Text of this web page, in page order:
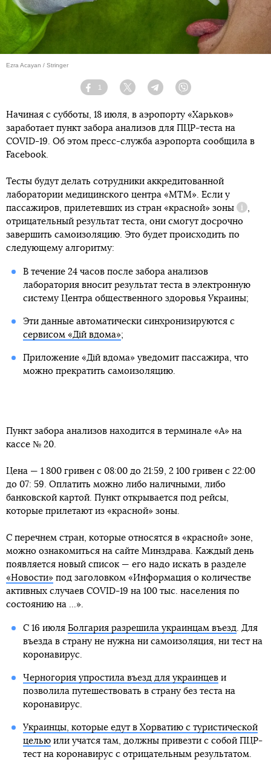
Ezra Acayan / Stringer
Facebook
1
Twitter TelegramViber
Начиная с субботы, 18 июля, в аэропорту «Харьков»
заработает пункт забора анализов для ПЦР-теста на
COVID-19. Об этом пресс-служба аэропорта сообщила в
Facebook.
Тесты будут делать сотрудники аккредитованной
лаборатории медицинского центра «МТМ». Если у
пассажиров, прилетевших из стран «красной» зоны
отрицательный результат теста, они смогут досрочно
завершить самоизоляцию. Это будет происходить по
следующему алгоритму:
В течение 24 часов после забора анализов
лаборатория вносит результат теста в электронную
систему Центра общественного здоровья Украины;
Эти данные автоматически синхронизируются с
сервисом «Дій вдома»;
Приложение «Дій вдома» уведомит пассажира, что
можно прекратить самоизоляцию.
Пункт забора анализов находится в терминале «А» на
кассе № 20.
Цена — 1 800 гривен с 08:00 до 21:59, 2 100 гривен с 22:00
до 07: 59. Оплатить можно либо наличными, либо
банковской картой. Пункт открывается под рейсы,
которые прилетают из «красной» зоны.
С перечнем стран, которые относятся в «красной» зоне,
можно ознакомиться на сайте Минздрава. Каждый день
появляется новый список — его надо искать в разделе
«Новости» под заголовком «Информация о количестве
активных случаев COVID-19 на 100 тыс. населения по
состоянию на ...».
С 16 июля Болгария разрешила украинцам въезд . Для
въезда в страну не нужна ни самоизоляция, ни тест на
коронавирус.
Черногория упростила въезд для украинцеви
позволила путешествовать в страну без теста на
коронавирус.
Украинцы, которые едут в Хорватию с туристической
цельюили учатся там, должны привезти с собой ПЦР-
тест на коронавирус с отрицательным результатом.